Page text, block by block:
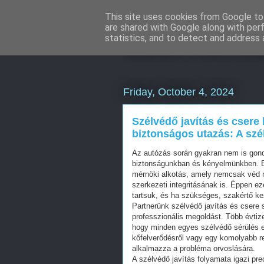
Eladó
Friday, October 4, 2024
Szélvédő javítás és
biztonságos utazás: A
Az autózás során gyakran nem is
biztonságunkban és
mérnöki alkotás, amely nemcsak
szerkezeti integritásának is. Éppen
tartsuk, és ha szükséges, szakértő
Partnerünk szélvédő javítás és csere
professzionális megoldást. Több
hogy minden egyes szélvédő
kőfelverődésről vagy egy komolyabb
alkalmazza a probléma orvoslására.
A szélvédő javítás folyamata igazi
This site uses cookies from Google
are shared with Google along with
statistics, and to detect and address